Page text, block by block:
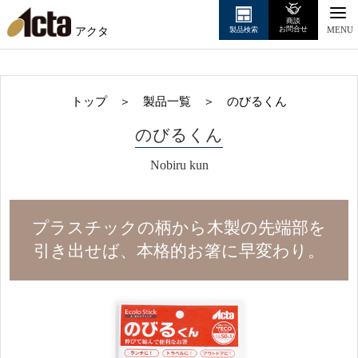
アクタ MENU
製品検索
商談
お問合せ
トップ＞ 製品一覧 ＞ のびるくん
のびるくん
Nobiru kun
プラスチックの柄から木製の先端部を
引き出せば、 本格的お箸に早変わり。